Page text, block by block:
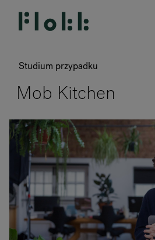
DESIGNERS
MARKI
BLOG
SKLEP
Studium przypadku
Mob Kitchen